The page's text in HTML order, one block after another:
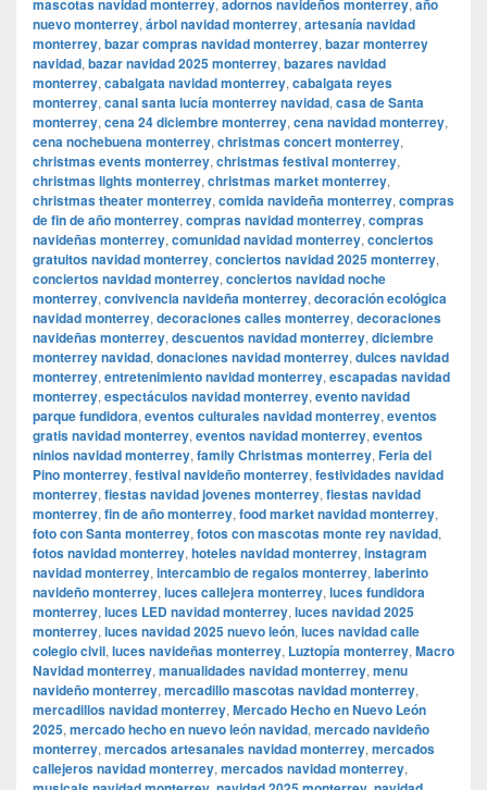
mascotas navidad monterrey adornos navideños monterrey año
nuevo monterrey, árbol navidad monterrey, artesanía navidad
monterrey, bazar compras navidad monterrey, bazar monterrey
navidad, bazar navidad 2025 monterrey, bazares navidad
monterrey, cabalgata navidad monterrey, cabalgata reyes
monterrey, canal santa lucía monterrey navidad, casa de Santa
monterrey, cena 24 diciembre monterrey, cena navidad monterrey,
cena nochebuena monterrey, christmas concert monterrey,
christmas events monterrey, christmas festival monterrey,
christmas lights monterrey, christmas market monterrey,
christmas theater monterrey, comida navideña monterrey, compras
de fin de año monterrey, compras navidad monterrey, compras
navideñas monterrey, comunidad navidad monterrey, conciertos
gratuitos navidad monterrey, conciertos navidad 2025 monterrey,
conciertos navidad monterrey, conciertos navidad noche
monterrey, convivencia navideña monterrey, decoración ecológica
navidad monterrey, decoraciones calles monterrey, decoraciones
navideñas monterrey, descuentos navidad monterrey, diciembre
monterrey navidad, donaciones navidad monterrey, dulces navidad
monterrey, entretenimiento navidad monterrey, escapadas navidad
monterrey, espectáculos navidad monterrey, evento navidad
parque fundidora, eventos culturales navidad monterrey, eventos
gratis navidad monterrey, eventos navidad monterrey, eventos
ninios navidad monterrey, family Christmas monterrey, Feria del
Pino monterrey, festival navideño monterrey, festividades navidad
monterrey, fiestas navidad jovenes monterrey, fiestas navidad
monterrey, fin de año monterrey, food market navidad monterrey,
foto con Santa monterrey, fotos con mascotas monte rey navidad,
fotos navidad monterrey, hoteles navidad monterrey, instagram
navidad monterrey, intercambio de regalos monterrey, laberinto
navideño monterrey, luces callejera monterrey, luces fundidora
monterrey, luces LED navidad monterrey, luces navidad 2025
monterrey, luces navidad 2025 nuevo león, luces navidad calle
colegio civil, luces navideñas monterrey, Luztopía monterrey, Macro
Navidad monterrey, manualidades navidad monterrey, menu
navideño monterrey, mercadillo mascotas navidad monterrey,
mercadillos navidad monterrey, Mercado Hecho en Nuevo León
2025, mercado hecho en nuevo león navidad, mercado navideño
monterrey, mercados artesanales navidad monterrey, mercados
callejeros navidad monterrey, mercados navidad monterrey,